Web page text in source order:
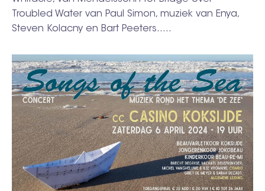
Troubled Water van Paul Simon, muziek van Enya,
Steven Kolacny en Bart Peeters…..